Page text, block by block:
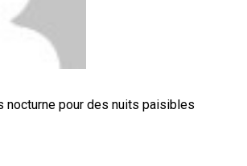
nocturne pour des nuits paisibles